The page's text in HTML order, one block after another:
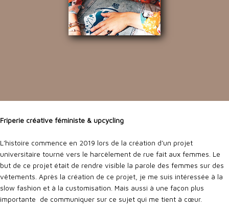
Friperie créative féministe & upcycling
L’histoire commence en 2019 lors de la création d’un projet
universitaire tourné vers le harcèlement de rue fait aux femmes. Le
but de ce projet était de rendre visible la parole des femmes sur des
vêtements. Après la création de ce projet, je me suis intéressée à la
slow fashion et à la customisation. Mais aussi à une façon plus
importante de communiquer sur ce sujet qui me tient à cœur.